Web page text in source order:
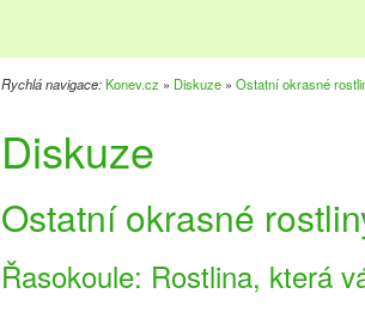
Rychlá navigace:Konev.cz » Diskuze » Ostatní okrasné
Diskuze
Ostatní okrasné
Řasokoule: Rostlina, která